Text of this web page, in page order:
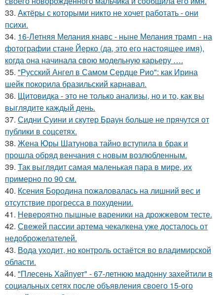
33. Актёры с которыми никто не хочет работать - они
психи.
34. 16-Летняя Мелания кнавс - ныне Мелания трамп - на
фотографии стане Йерко (да, это его настоящее имя),
когда она начинала свою модельную карьеру ….
35. "Русский Ангел в Самом Сердце Рио": как Ирина
шейк покорила бразильский карнавал.
36. Щитовидка - это не только анализы, но и то, как вы
выглядите каждый день.
37. Сидни Суини и скутер Браун больше не прячутся от
публики в соцсетях.
38. Жена Юры Шатунова тайно вступила в брак и
прошла обряд венчания с новым возлюбленным.
39. Так выглядит самая маленькая пара в мире, их
примерно по 90 см.
40. Ксения Бородина пожаловалась на лишний вес и
отсутствие прогресса в похудении.
41. Невероятно пышные вареники на дрожжевом тесте.
42. Свежей пассии артема чекалкена уже досталось от
недоброжелателей.
43. Вода уходит, но контроль остаётся во владимирской
области.
44. "Плесень Хайпует" - 67-летнюю мадонну захейтили в
социальных сетях после объявления своего 15-ого